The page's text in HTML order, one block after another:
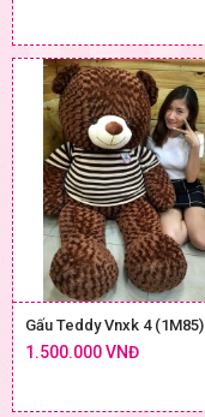
Gấu Teddy Vnxk 4 (1M85)
1.500.000 VNĐ